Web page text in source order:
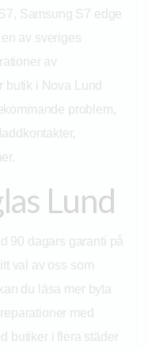
Samsung S7 edge
en av sveriges
av
butik i Nova Lund
problem,
Lund
90 dagars garanti på
val av oss som
du läsa mer byta
med
butiker i flera städer